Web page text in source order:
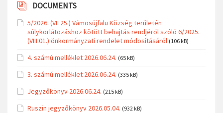
DOCUMENTS
5/2026. (VI. 25.) Vámosújfalu Község területén
súlykorlátozáshoz kötött behajtás rendjéről szóló 6/2025.
(VIII.01.) önkormányzati rendelet módosításáról (106 kB)
4. számú melléklet 2026.06.24. (65 kB)
3. számú melléklet 2026.06.24. (335 kB)
Jegyzőkönyv 2026.06.24. (215 kB)
Ruszin jegyzőkönyv 2026.05.04. (932 kB)